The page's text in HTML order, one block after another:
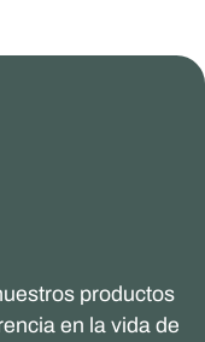
productos
en la vida de